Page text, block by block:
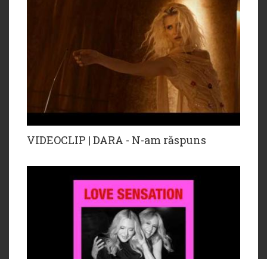
VIDEOCLIP | DARA - N-am răspuns